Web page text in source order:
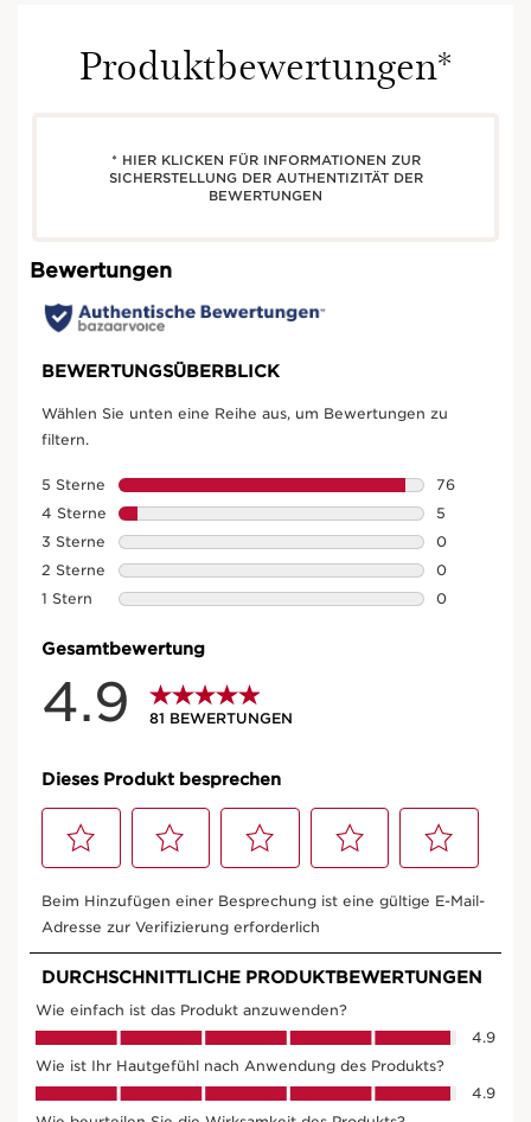
Produktbewertungen*
* HIER KLICKEN FÜR INFORMATIONEN ZUR
SICHERSTELLUNG DER AUTHENTIZITÄT DER
BEWERTUNGEN